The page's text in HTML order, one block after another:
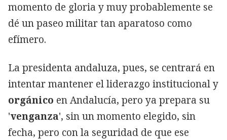
momento de gloria y muy probablemente se
dé un paseo militar tan aparatoso como
efímero.
La presidenta andaluza, pues, se centrará en
intentar mantener el liderazgo institucional y
orgánico en Andalucía, pero ya prepara su
'venganza', sin un momento elegido, sin
fecha, pero con la seguridad de que ese